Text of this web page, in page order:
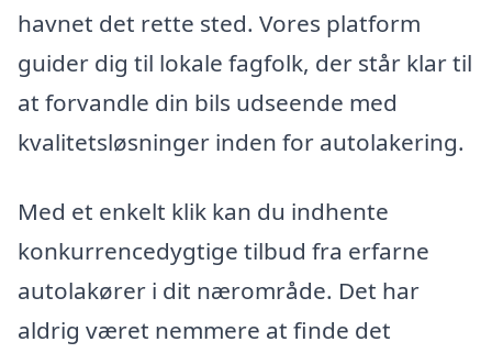
havnet det rette sted. Vores platform
guider dig til lokale fagfolk, der står klar til
at forvandle din bils udseende med
kvalitetsløsninger inden for autolakering.
Med et enkelt klik kan du indhente
konkurrencedygtige tilbud fra erfarne
autolakører i dit nærområde. Det har
aldrig været nemmere at finde det